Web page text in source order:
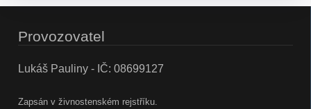
Provozovatel
Lukáš Pauliny - IČ: 08699127
Zapsán v živnostenském rejstříku.